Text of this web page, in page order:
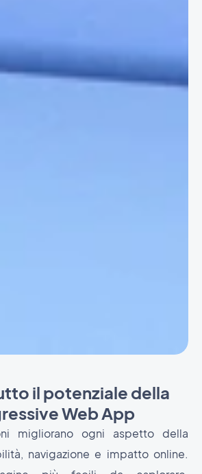
il potenziale della
Web App
migliorano ogni aspetto della
navigazione e impatto online.